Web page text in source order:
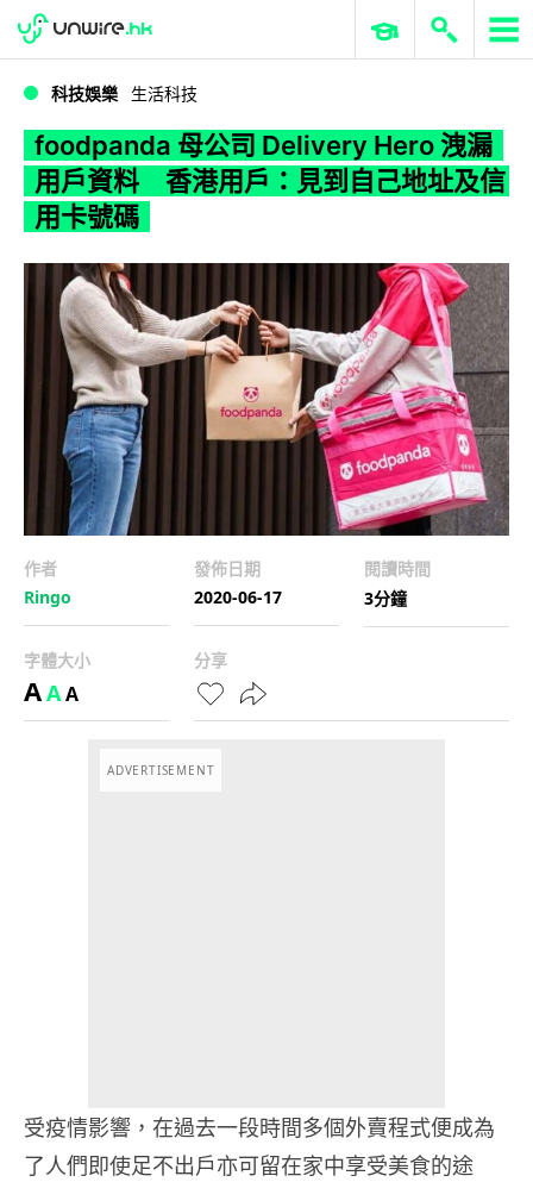
WWDC 2026 ERP 與商業 AI
科技娛樂 生活科技
foodpanda 母公司 Delivery Hero 洩漏
用戶資料 香港用戶：見到自己地址及信
用卡號碼
作者
Ringo
發佈日期
2020-06-17
閱讀時間
3分鐘
字體大小
AAA
分享
ADVERTISEMENT
受疫情影響，在過去一段時間多個外賣程式便成為
了人們即使足不出戶亦可留在家中享受美食的途